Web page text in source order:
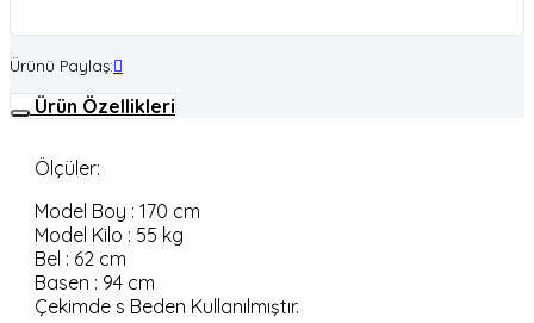
Ürünü Paylaş:
Ürün Özellikleri
Ölçüler:
Model Boy : 170 cm
Model Kilo : 55 kg
Bel : 62 cm
Basen : 94 cm
Çekimde s Beden Kullanılmıştır.